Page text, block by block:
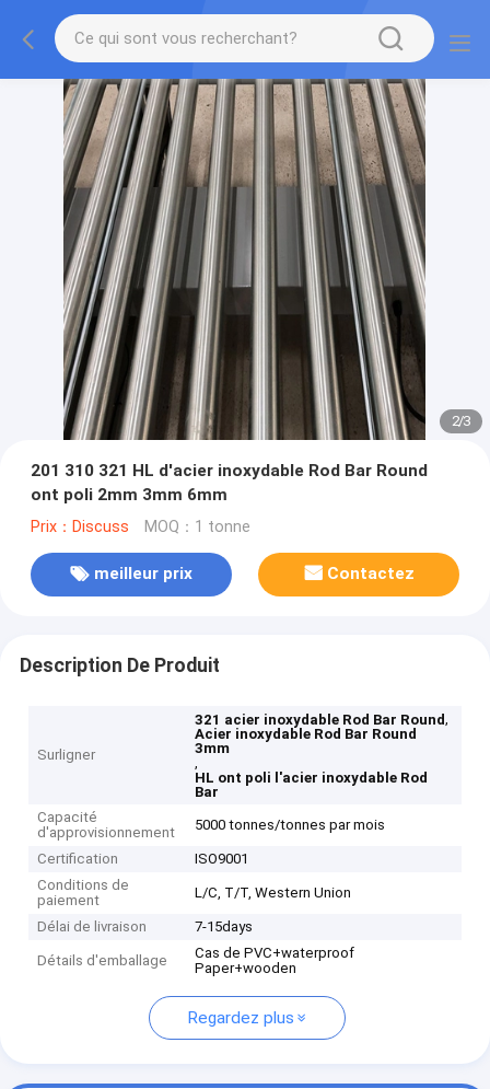
2/3
201 310 321 HL d'acier inoxydable Rod Bar Round
ont poli 2mm 3mm 6mm
Prix：Discuss MOQ：1 tonne
meilleur prix Contactez
Description De Produit
Surligner
321 acier inoxydable Rod Bar Round,
Acier inoxydable Rod Bar Round
3mm
,
HL ont poli l'acier inoxydable Rod
Bar
Capacité
d'approvisionnement
5000 tonnes/tonnes par mois
Certification
ISO9001
Conditions de
paiement
L/C, T/T, Western Union
Délai de livraison 7-15days
Détails d'emballage
Cas de PVC+waterproof
Paper+wooden
Regardez plus